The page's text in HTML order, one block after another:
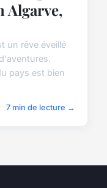
Algarve,
un rêve éveillé
pays est bien
7 min de lecture →